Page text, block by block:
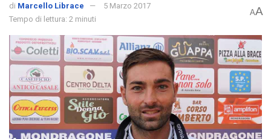
di Marcello Librace
5 Marzo 2017
Tempo di lettura: 2 minuti
AA